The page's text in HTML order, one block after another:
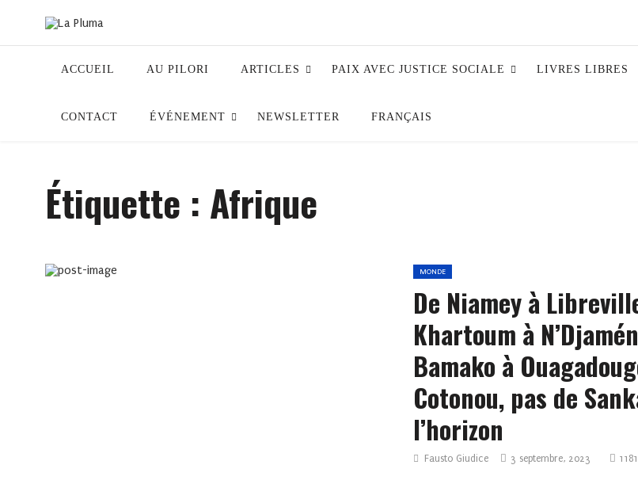
ACCUEIL AU PILORI ARTICLES PAIX AVEC JUSTICE SOCIALE LIVRES LIBRES
CONTACT ÉVÉNEMENT NEWSLETTER FRANÇAIS
Étiquette : Afrique
MONDE
De Niamey à
Khartoum à
Bamako à
Cotonou, pas de
l’horizon
Fausto Giudice 3 septembre, 2023 1181